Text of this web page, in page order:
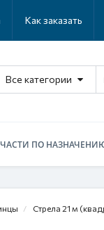
Как заказать
Все категории
ПО
Стрела 21 м